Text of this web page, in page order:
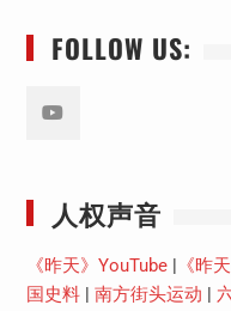
FOLLOW US:
人权声音
《昨天》YouTube| 《昨
国史料| 南方街头运动